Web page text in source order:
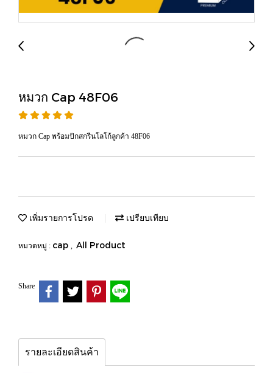
หมวก Cap 48F06
หมวก Cap พร้อมปักสกรีนโลโก้ลูกค้า 48F06
เพิ่มรายการโปรด เปรียบเทียบ
หมวดหมู่ : cap , All Product
Share
รายละเอียดสินค้า